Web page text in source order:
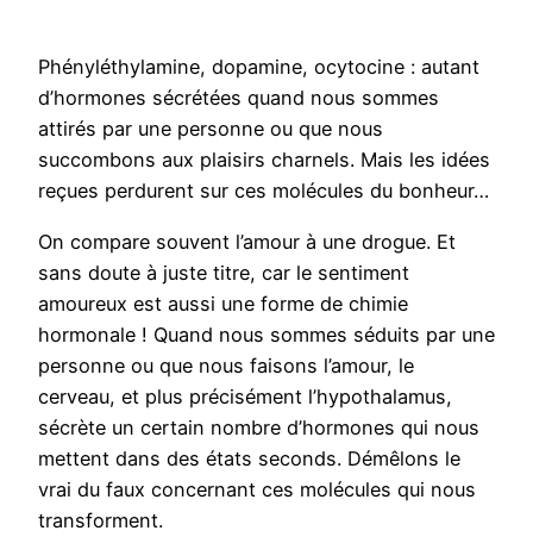
Phényléthylamine, dopamine, ocytocine : autant
d’hormones sécrétées quand nous sommes
attirés par une personne ou que nous
succombons aux plaisirs charnels. Mais les idées
reçues perdurent sur ces molécules du bonheur…
On compare souvent l’amour à une drogue. Et
sans doute à juste titre, car le sentiment
amoureux est aussi une forme de chimie
hormonale ! Quand nous sommes séduits par une
personne ou que nous faisons l’amour, le
cerveau, et plus précisément l’hypothalamus,
sécrète un certain nombre d’hormones qui nous
mettent dans des états seconds. Démêlons le
vrai du faux concernant ces molécules qui nous
transforment.